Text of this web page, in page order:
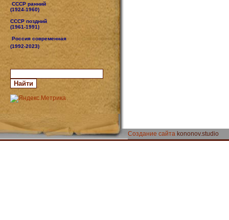
СССР ранний
(1924-1960)
СССР поздний
(1961-1991)
Россия современная
(1992-2023)
Создание сайта kononov.studio